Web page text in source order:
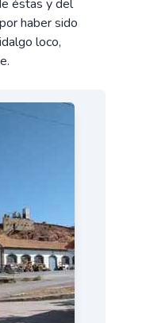
éstas y del
haber sido
loco,